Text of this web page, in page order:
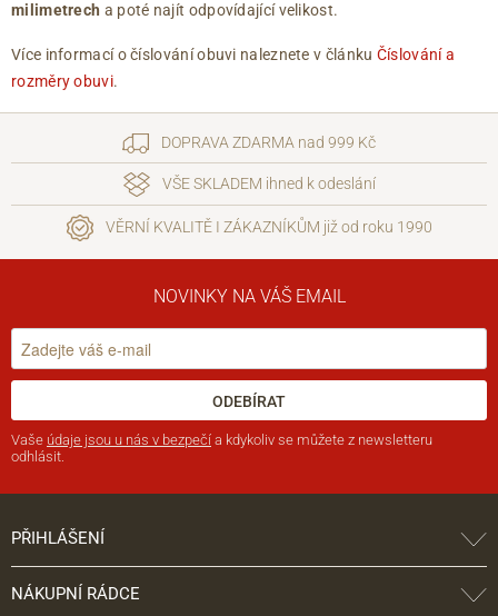
milimetrech a poté najít odpovídající velikost.
Více informací o číslování obuvi naleznete v článku Číslování a
rozměry obuvi.
DOPRAVA ZDARMA nad 999 Kč
VŠE SKLADEM ihned k odeslání
VĚRNÍ KVALITĚ I ZÁKAZNÍKŮM již od roku 1990
NOVINKY NA VÁŠ EMAIL
ODEBÍRAT
Vaše údaje jsou u nás v bezpečí a kdykoliv se můžete z newsletteru
odhlásit.
PŘIHLÁŠENÍ
NÁKUPNÍ RÁDCE